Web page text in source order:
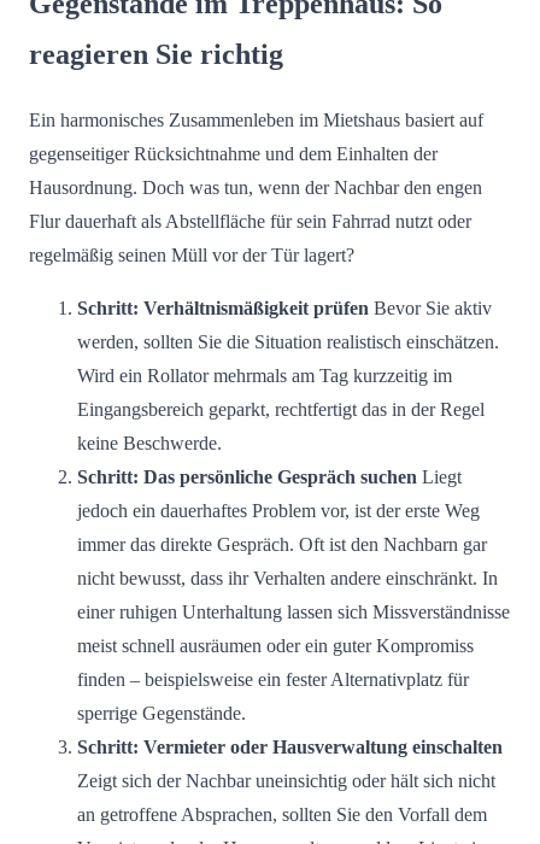
reagieren Sie richtig
Ein harmonisches Zusammenleben im Mietshaus basiert auf
gegenseitiger Rücksichtnahme und dem Einhalten der
Hausordnung. Doch was tun, wenn der Nachbar den engen
Flur dauerhaft als Abstellfläche für sein Fahrrad nutzt oder
regelmäßig seinen Müll vor der Tür lagert?
Schritt: Verhältnismäßigkeit prüfen Bevor Sie aktiv
werden, sollten Sie die Situation realistisch einschätzen.
Wird ein Rollator mehrmals am Tag kurzzeitig im
Eingangsbereich geparkt, rechtfertigt das in der Regel
keine Beschwerde.
Schritt: Das persönliche Gespräch suchen Liegt
jedoch ein dauerhaftes Problem vor, ist der erste Weg
immer das direkte Gespräch. Oft ist den Nachbarn gar
nicht bewusst, dass ihr Verhalten andere einschränkt. In
einer ruhigen Unterhaltung lassen sich Missverständnisse
meist schnell ausräumen oder ein guter Kompromiss
finden – beispielsweise ein fester Alternativplatz für
sperrige Gegenstände.
Schritt: Vermieter oder Hausverwaltung einschalten
Zeigt sich der Nachbar uneinsichtig oder hält sich nicht
an getroffene Absprachen, sollten Sie den Vorfall dem